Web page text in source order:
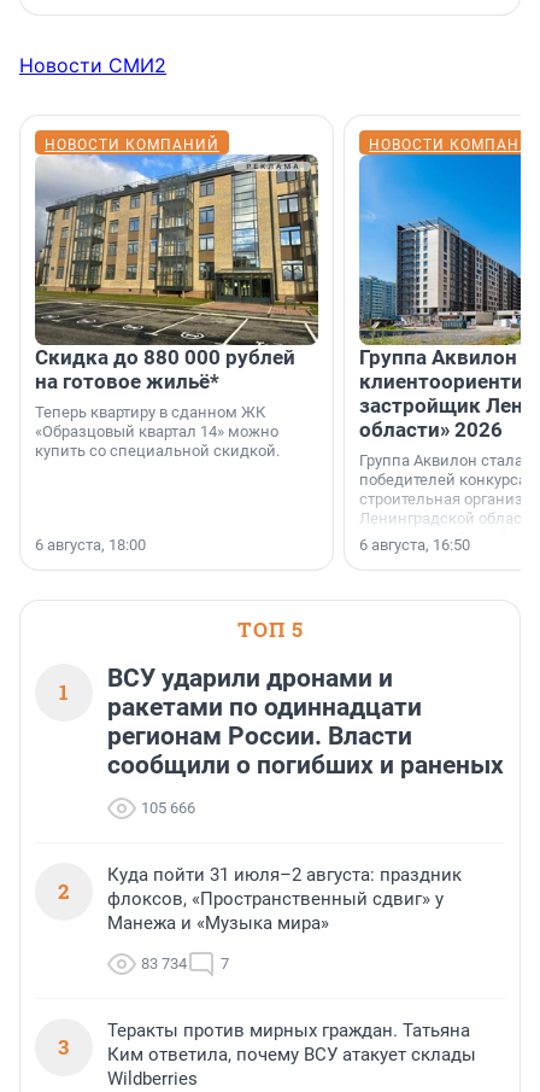
Новости СМИ2
НОВОСТИ КОМПАНИЙ
Скидка до 880 000 рублей
на готовое жильё*
Теперь квартиру в сданном ЖК
«Образцовый квартал 14» можно
купить со специальной скидкой.
6 августа, 18:00
НОВОСТИ
Группа Аквилон
застройщик
области» 2026
Группа Аквилон стала
победителей конкурса
строительная
Ленинградской области
номинации «Самый
застройщик
области».
6 августа, 16:50
ТОП 5
1
ВСУ ударили дронами и
ракетами по одиннадцати
регионам России. Власти
сообщили о погибших и раненых
105 666
2
Куда пойти 31 июля–2 августа: праздник
флоксов, «Пространственный сдвиг» у
Манежа и «Музыка мира»
83 734 7
3
Теракты против мирных граждан. Татьяна
Ким ответила, почему ВСУ атакует склады
Wildberries